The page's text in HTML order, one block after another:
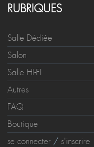
RUBRIQUES
Salle Dédiée
Salon
Salle HI-FI
Autres
FAQ
Boutique
se connecter / s'inscrire